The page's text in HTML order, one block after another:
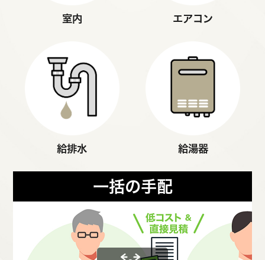
室内 エアコン
給排水 給湯器
一括の手配